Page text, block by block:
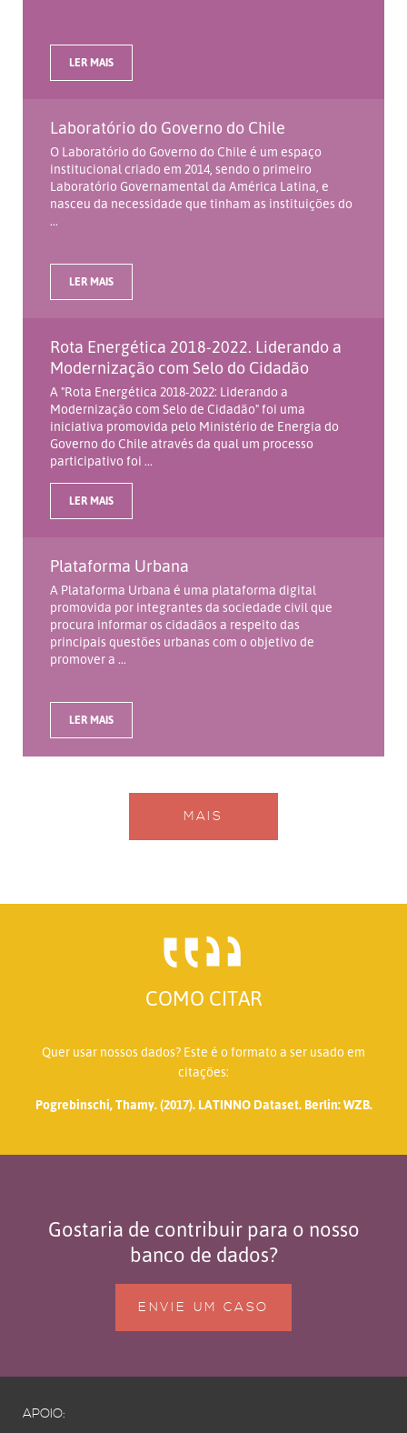
LER MAIS
Laboratório do Governo do Chile
O Laboratório do Governo do Chile é um espaço
institucional criado em 2014, sendo o primeiro
Laboratório Governamental da América Latina, e
nasceu da necessidade que tinham as instituições do
...
LER MAIS
Rota Energética 2018-2022. Liderando a
Modernização com Selo do Cidadão
A "Rota Energética 2018-2022: Liderando a
Modernização com Selo de Cidadão" foi uma
iniciativa promovida pelo Ministério de Energia do
Governo do Chile através da qual um processo
participativo foi ...
LER MAIS
Plataforma Urbana
A Plataforma Urbana é uma plataforma digital
promovida por integrantes da sociedade civil que
procura informar os cidadãos a respeito das
principais questões urbanas com o objetivo de
promover a ...
LER MAIS
MAIS
COMO CITAR
Quer usar nossos dados? Este é o formato a ser usado em
citações:
Pogrebinschi, Thamy. (2017). LATINNO Dataset. Berlin: WZB.
Gostaria de contribuir para o nosso
banco de dados?
ENVIE UM CASO
APOIO: